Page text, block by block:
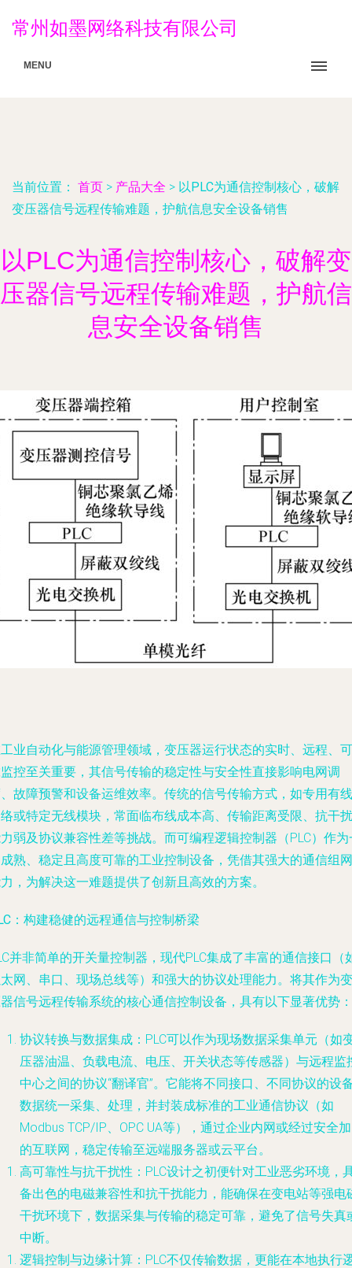
常州如墨网络科技有限公司
MENU
当前位置： 首页 > 产品大全 > 以PLC为通信控制核心，破解
变压器信号远程传输难题，护航信息安全设备销售
以PLC为通信控制核心，破解变
压器信号远程传输难题，护航信
息安全设备销售
业自动化与能源管理领域，变压器运行状态的实时、远程、可
控至关重要，其信号传输的稳定性与安全性直接影响电网调
故障预警和设备运维效率。传统的信号传输方式，如专用有线
或特定无线模块，常面临布线成本高、传输距离受限、抗干扰
弱及协议兼容性差等挑战。而可编程逻辑控制器（PLC）作为
熟、稳定且高度可靠的工业控制设备，凭借其强大的通信组网
，为解决这一难题提供了创新且高效的方案。
：构建稳健的远程通信与控制桥梁
并非简单的开关量控制器，现代PLC集成了丰富的通信接口（
网、串口、现场总线等）和强大的协议处理能力。将其作为变
信号远程传输系统的核心通信控制设备，具有以下显著优势：
协议转换与数据集成 ：PLC可以作为现场数据采集单元（如
压器油温、负载电流、电压、开关状态等传感器）与远程监
中心之间的协议“翻译官”。它能将不同接口、不同协议的设
数据统一采集、处理，并封装成标准的工业通信协议（如
Modbus TCP/IP、OPC UA等），通过企业内网或经过安全
的互联网，稳定传输至远端服务器或云平台。
高可靠性与抗干扰性 ：PLC设计之初便针对工业恶劣环境，
备出色的电磁兼容性和抗干扰能力，能确保在变电站等强电
干扰环境下，数据采集与传输的稳定可靠，避免了信号失真
中断。
逻辑控制与边缘计算 ：PLC不仅传输数据，更能在本地执行